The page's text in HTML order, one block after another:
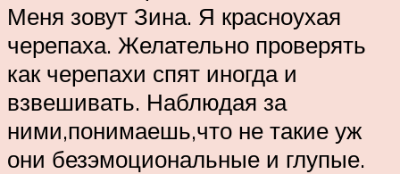
Меня зовут Зина. Я красноухая
черепаха. Желательно проверять
как черепахи спят иногда и
взвешивать. Наблюдая за
ними,понимаешь,что не такие уж
они безэмоциональные и глупые.